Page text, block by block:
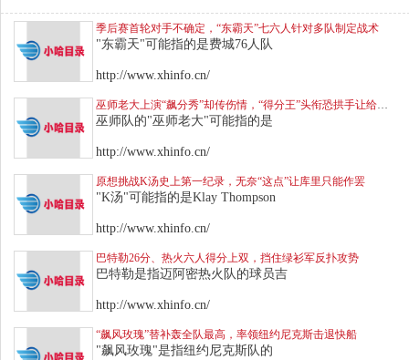
季后赛首轮对手不确定，“东霸天”七六人针对多队制定战术
"东霸天"可能指的是费城76人队
http://www.xhinfo.cn/
巫师队的"巫师老大"可能指的是
http://www.xhinfo.cn/
原想挑战K汤史上第一纪录，无奈“这点”让库里只能作罢
"K汤"可能指的是Klay Thompson
http://www.xhinfo.cn/
巴特勒26分、热火六人得分上双，挡住绿衫军反扑攻势
巴特勒是指迈阿密热火队的球员吉
http://www.xhinfo.cn/
“飙风玫瑰”替补轰全队最高，率领纽约尼克斯击退快船
"飙风玫瑰"是指纽约尼克斯队的